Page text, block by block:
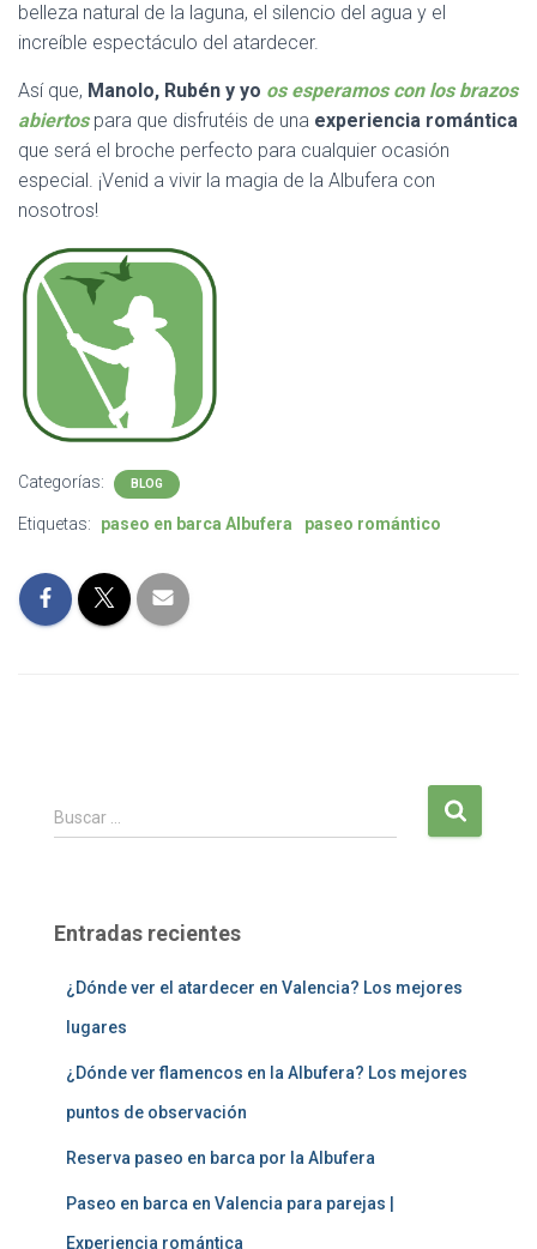
belleza natural de la laguna, el silencio del agua y el
increíble espectáculo del atardecer.
Así que, Manolo, Rubén y yo os esperamos con los brazos
abiertospara que disfrutéis de una experiencia romántica
que será el broche perfecto para cualquier ocasión
especial. ¡Venid a vivir la magia de la Albufera con
nosotros!
Categorías: BLOG
Etiquetas: paseo en barca Albufera paseo romántico
B
u
r
Buscar …
Entradas recientes
¿Dónde ver el atardecer en Valencia? Los mejores
lugares
¿Dónde ver flamencos en la Albufera? Los mejores
puntos de observación
Reserva paseo en barca por la Albufera
Paseo en barca en Valencia para parejas |
Experiencia romántica